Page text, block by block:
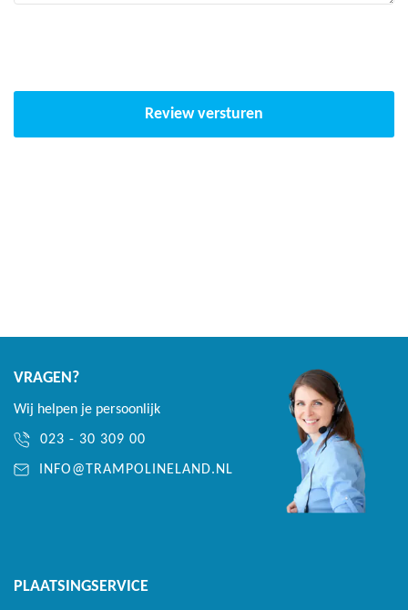
Review versturen
VRAGEN?
Wij helpen je persoonlijk
023 - 30 309 00
INFO@TRAMPOLINELAND.NL
PLAATSINGSERVICE